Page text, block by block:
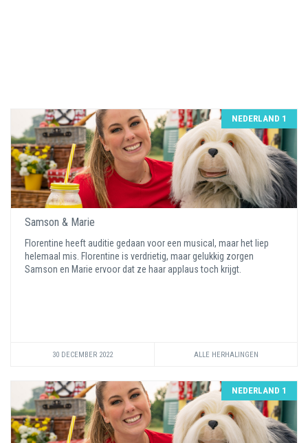
NEDERLAND 1
Samson & Marie
Florentine heeft auditie gedaan voor een musical, maar het liep
helemaal mis. Florentine is verdrietig, maar gelukkig zorgen
Samson en Marie ervoor dat ze haar applaus toch krijgt.
30 DECEMBER 2022 ALLE HERHALINGEN
NEDERLAND 1